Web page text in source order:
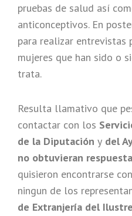
pruebas de salud así
anticonceptivos. En
para realizar entrevistas
mujeres que han sido o
trata.
Resulta llamativo que
contactar con los
de la Diputación y del
no obtuvieran
quisieron encontrarse
ningun de los
de Extranjería del